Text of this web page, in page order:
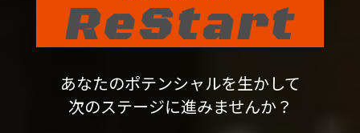
あなたのポテンシャルを生かして
次のステージに進みませんか？